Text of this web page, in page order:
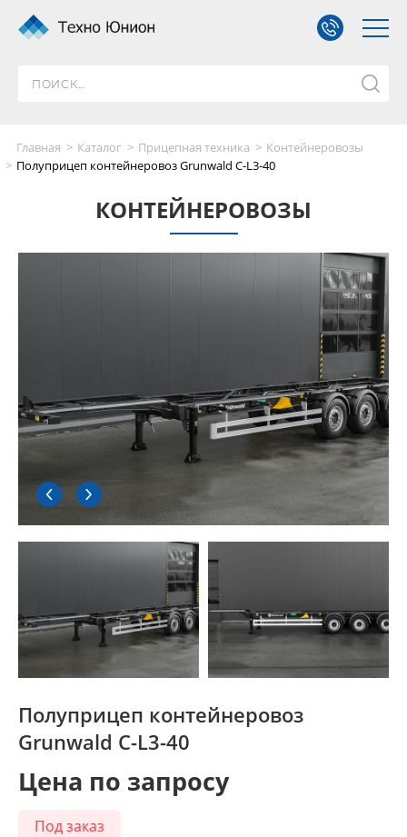
Главная Каталог Прицепная техника
Контейнеровозы
Полуприцеп контейнеровоз Grunwald C-L3-40
КОНТЕЙНЕРОВОЗЫ
Полуприцеп контейнеровоз
Grunwald C-L3-40
Цена по запросу
Под заказ